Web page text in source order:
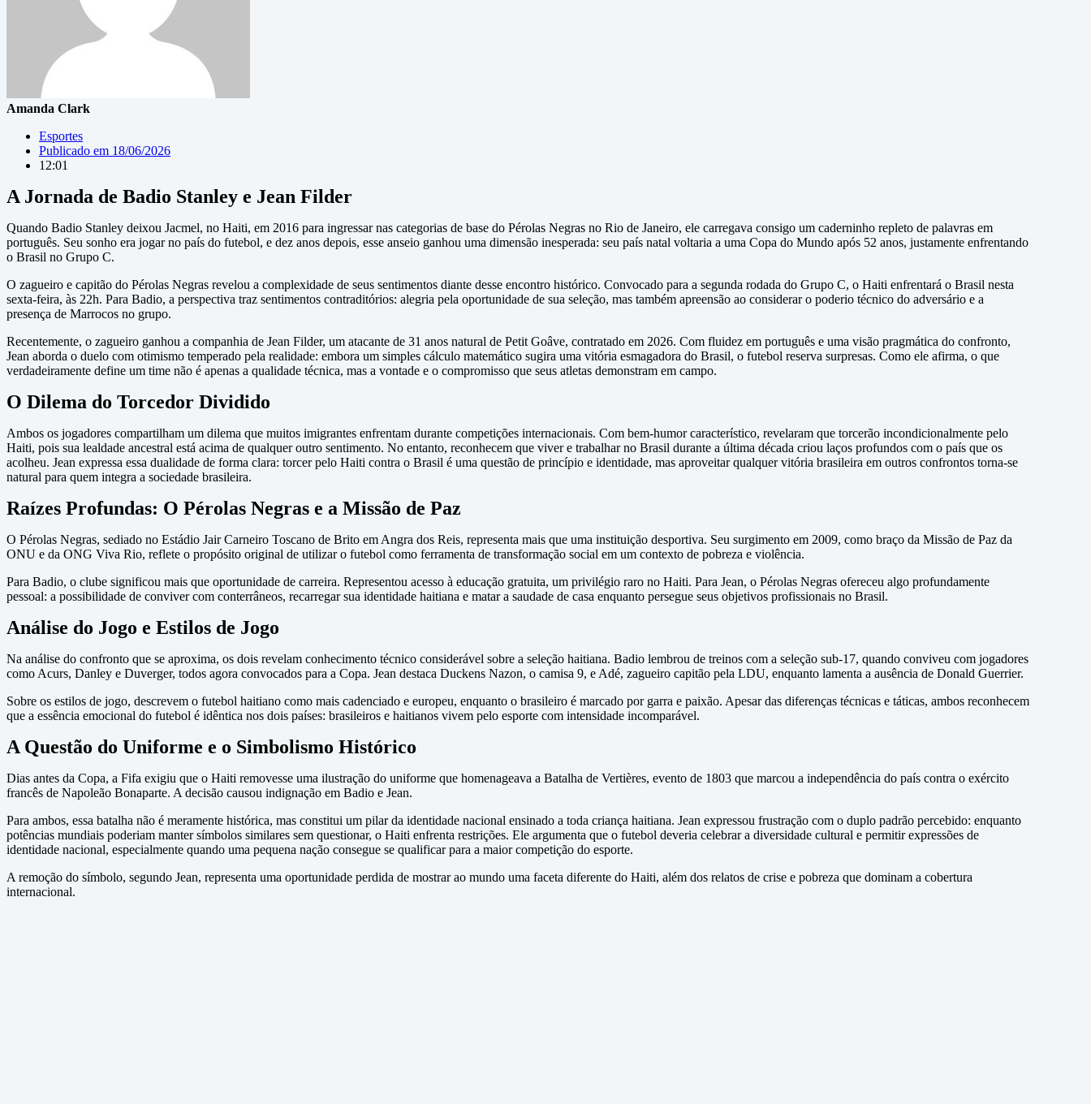
Amanda Clark
Esportes
Publicado em 18/06/2026
12:01
A Jornada de Badio Stanley e Jean Filder
Quando Badio Stanley deixou Jacmel, no Haiti, em 2016 para ingressar nas categorias de base do Pérolas Negras no Rio de Janeiro, ele carregava consigo um caderninho repleto de palavras em
português. Seu sonho era jogar no país do futebol, e dez anos depois, esse anseio ganhou uma dimensão inesperada: seu país natal voltaria a uma Copa do Mundo após 52 anos, justamente enfrentando
o Brasil no Grupo C.
O zagueiro e capitão do Pérolas Negras revelou a complexidade de seus sentimentos diante desse encontro histórico. Convocado para a segunda rodada do Grupo C, o Haiti enfrentará o Brasil nesta
sexta-feira, às 22h. Para Badio, a perspectiva traz sentimentos contraditórios: alegria pela oportunidade de sua seleção, mas também apreensão ao considerar o poderio técnico do adversário e a
presença de Marrocos no grupo.
Recentemente, o zagueiro ganhou a companhia de Jean Filder, um atacante de 31 anos natural de Petit Goâve, contratado em 2026. Com fluidez em português e uma visão pragmática do confronto,
Jean aborda o duelo com otimismo temperado pela realidade: embora um simples cálculo matemático sugira uma vitória esmagadora do Brasil, o futebol reserva surpresas. Como ele afirma, o que
verdadeiramente define um time não é apenas a qualidade técnica, mas a vontade e o compromisso que seus atletas demonstram em campo.
O Dilema do Torcedor Dividido
Ambos os jogadores compartilham um dilema que muitos imigrantes enfrentam durante competições internacionais. Com bem-humor característico, revelaram que torcerão incondicionalmente pelo
Haiti, pois sua lealdade ancestral está acima de qualquer outro sentimento. No entanto, reconhecem que viver e trabalhar no Brasil durante a última década criou laços profundos com o país que os
acolheu. Jean expressa essa dualidade de forma clara: torcer pelo Haiti contra o Brasil é uma questão de princípio e identidade, mas aproveitar qualquer vitória brasileira em outros confrontos torna-se
natural para quem integra a sociedade brasileira.
Raízes Profundas: O Pérolas Negras e a Missão de Paz
O Pérolas Negras, sediado no Estádio Jair Carneiro Toscano de Brito em Angra dos Reis, representa mais que uma instituição desportiva. Seu surgimento em 2009, como braço da Missão de Paz da
ONU e da ONG Viva Rio, reflete o propósito original de utilizar o futebol como ferramenta de transformação social em um contexto de pobreza e violência.
Para Badio, o clube significou mais que oportunidade de carreira. Representou acesso à educação gratuita, um privilégio raro no Haiti. Para Jean, o Pérolas Negras ofereceu algo profundamente
pessoal: a possibilidade de conviver com conterrâneos, recarregar sua identidade haitiana e matar a saudade de casa enquanto persegue seus objetivos profissionais no Brasil.
Análise do Jogo e Estilos de Jogo
Na análise do confronto que se aproxima, os dois revelam conhecimento técnico considerável sobre a seleção haitiana. Badio lembrou de treinos com a seleção sub-17, quando conviveu com jogadores
como Acurs, Danley e Duverger, todos agora convocados para a Copa. Jean destaca Duckens Nazon, o camisa 9, e Adé, zagueiro capitão pela LDU, enquanto lamenta a ausência de Donald Guerrier.
Sobre os estilos de jogo, descrevem o futebol haitiano como mais cadenciado e europeu, enquanto o brasileiro é marcado por garra e paixão. Apesar das diferenças técnicas e táticas, ambos reconhecem
que a essência emocional do futebol é idêntica nos dois países: brasileiros e haitianos vivem pelo esporte com intensidade incomparável.
A Questão do Uniforme e o Simbolismo Histórico
Dias antes da Copa, a Fifa exigiu que o Haiti removesse uma ilustração do uniforme que homenageava a Batalha de Vertières, evento de 1803 que marcou a independência do país contra o exército
francês de Napoleão Bonaparte. A decisão causou indignação em Badio e Jean.
Para ambos, essa batalha não é meramente histórica, mas constitui um pilar da identidade nacional ensinado a toda criança haitiana. Jean expressou frustração com o duplo padrão percebido: enquanto
potências mundiais poderiam manter símbolos similares sem questionar, o Haiti enfrenta restrições. Ele argumenta que o futebol deveria celebrar a diversidade cultural e permitir expressões de
identidade nacional, especialmente quando uma pequena nação consegue se qualificar para a maior competição do esporte.
A remoção do símbolo, segundo Jean, representa uma oportunidade perdida de mostrar ao mundo uma faceta diferente do Haiti, além dos relatos de crise e pobreza que dominam a cobertura
internacional.